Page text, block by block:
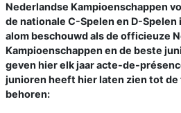
Nederlandse Kampioenschappen
de nationale C-Spelen en D-
alom beschouwd als de officieuze
Kampioenschappen en de beste
geven hier elk jaar acte-de-
junioren heeft hier laten zien tot de
behoren: